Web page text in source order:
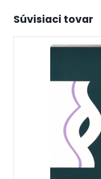
Súvisiaci tovar